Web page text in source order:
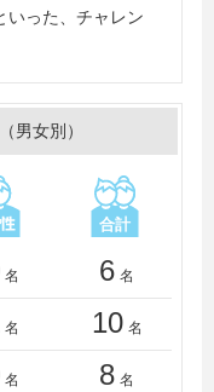
いった、チャレン
男女別）
名 6 名
名 10 名
名 8 名